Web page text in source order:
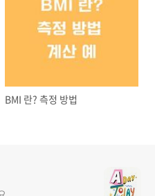
BMI 란? 측정 방법